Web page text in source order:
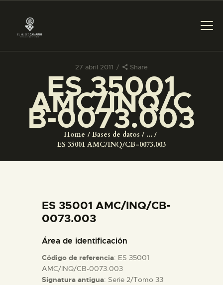
27 abril 2011 Share
ES 35001
AMC/INQ/C
B-0073.003
Home Bases de datos
...
ES 35001 AMC/INQ/CB-0073.003
PREPARAR LA VISITA
ACTIVIDADES
COLECCIONES
ESPAÑOL
ES 35001 AMC/INQ/CB-
0073.003
Área de identificación
Código de referencia: ES 35001
AMC/INQ/CB-0073.003
Signatura antigua: Serie 2/Tomo 33